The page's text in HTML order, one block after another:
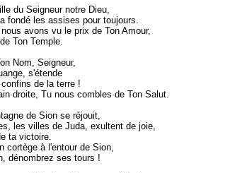
du Seigneur notre Dieu,
fondé les assises pour toujours.
avons vu le prix de Ton Amour,
Ton Temple.
Nom, Seigneur,
s'étende
de la terre !
droite, Tu nous combles de Ton Salut.
de Sion se réjouit,
les villes de Juda, exultent de joie,
ta victoire.
cortège à l'entour de Sion,
dénombrez ses tours !